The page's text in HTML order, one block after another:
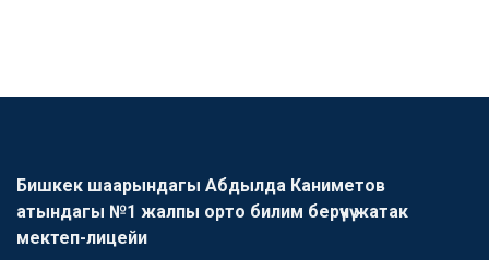
Бишкек шаарындагы Абдылда Каниметов
атындагы №1 жалпы орто билим берүүчү жатак
мектеп-лицейи